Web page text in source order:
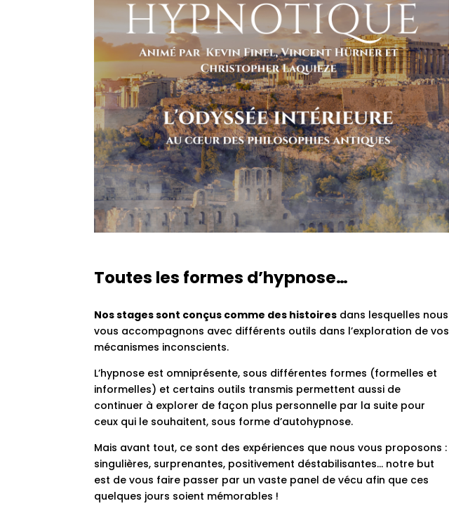
Toutes les formes d’hypnose…
Nos stages sont conçus comme des histoires dans lesquelles nous
vous accompagnons avec différents outils dans l’exploration de vos
mécanismes inconscients.
L’hypnose est omniprésente, sous différentes formes (formelles et
informelles) et certains outils transmis permettent aussi de
continuer à explorer de façon plus personnelle par la suite pour
ceux qui le souhaitent, sous forme d’autohypnose.
Mais avant tout, ce sont des expériences que nous vous proposons :
singulières, surprenantes, positivement déstabilisantes… notre but
est de vous faire passer par un vaste panel de vécu afin que ces
quelques jours soient mémorables !